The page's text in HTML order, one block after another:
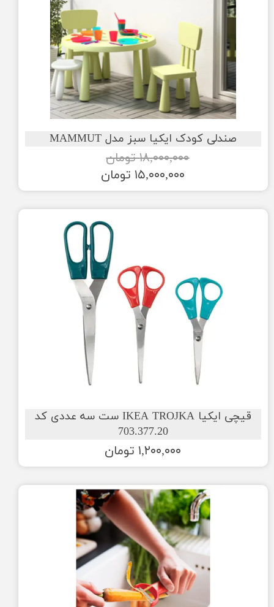
صندلی کودک ایکیا سبز مدل MAMMUT
۱۸,۰۰۰,۰۰۰ تومان
۱۵,۰۰۰,۰۰۰ تومان
قیچی ایکیا IKEA TROJKA ست سه عددی کد
703.377.20
۱,۲۰۰,۰۰۰ تومان